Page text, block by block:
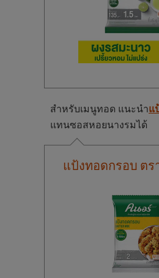
สำหรับเมนูทอด แนะนำแ
แทนซอสหอยนางรมได้
แป้งทอดกรอบ ต